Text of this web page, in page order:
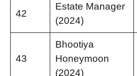
42
Estate Manager
(2024)
43
Bhootiya
Honeymoon
(2024)